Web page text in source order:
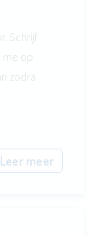
Schrijf
me op
zodra
Leer meer